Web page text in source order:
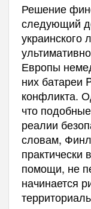
Решение
следующий
украинского
Европы
них батареи
конфликта.
что
реалии
словам,
помощи, не
начинается